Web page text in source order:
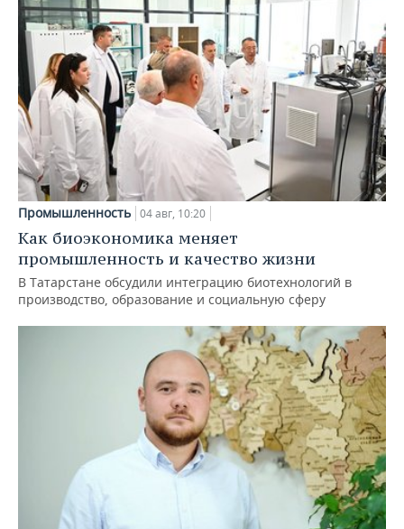
Промышленность 04 авг, 10:20
Как биоэкономика меняет
промышленность и качество жизни
В Татарстане обсудили интеграцию биотехнологий в
производство, образование и социальную сферу